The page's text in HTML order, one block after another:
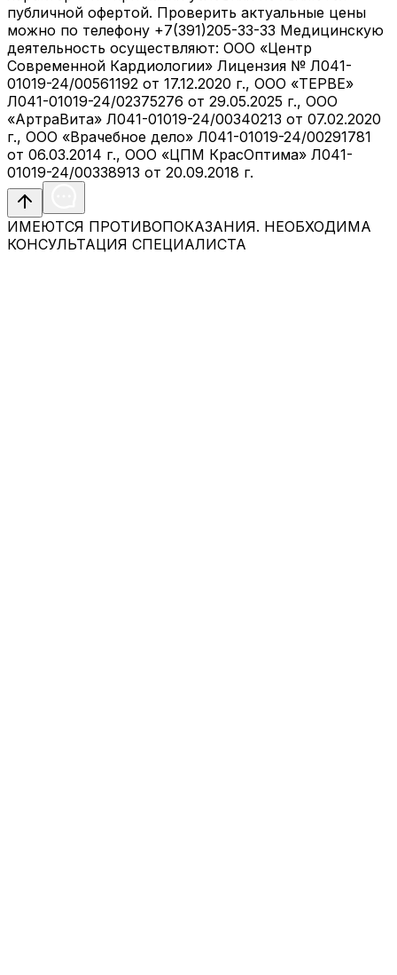
публичной офертой. Проверить актуальные цены
можно по телефону +7(391)205-33-33 Медицинскую
деятельность осуществляют: ООО «Центр
Современной Кардиологии» Лицензия № Л041-
01019-24/00561192 от 17.12.2020 г., ООО «ТЕРВЕ»
Л041-01019-24/02375276 от 29.05.2025 г., ООО
«АртраВита» Л041-01019-24/00340213 от 07.02.2020
г., ООО «Врачебное дело» Л041-01019-24/00291781
от 06.03.2014 г., ООО «ЦПМ КрасОптима» Л041-
01019-24/00338913 от 20.09.2018 г.
ИМЕЮТСЯ ПРОТИВОПОКАЗАНИЯ. НЕОБХОДИМА
КОНСУЛЬТАЦИЯ СПЕЦИАЛИСТА